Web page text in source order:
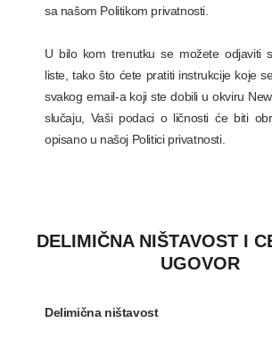
sa našom Politikom privatnosti.
U bilo kom trenutku se možete odjaviti
liste, tako što ćete pratiti instrukcije koje
svakog email-a koji ste dobili u okviru
slučaju, Vaši podaci o ličnosti će biti
opisano u našoj Politici privatnosti.
DELIMIČNA NIŠTAVOST I
UGOVOR
Delimična ništavost